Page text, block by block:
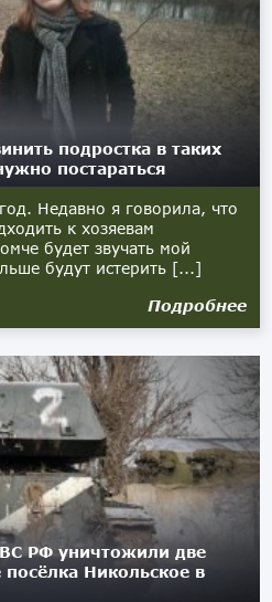
подростка в таких
постараться
Недавно я говорила, что
к хозяевам
будет звучать мой
будут истерить [...]
Подробнее
РФ уничтожили две
Никольское в